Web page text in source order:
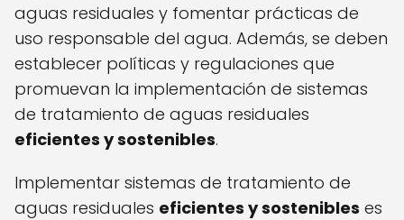
aguas residuales y fomentar prácticas de
uso responsable del agua. Además, se deben
establecer políticas y regulaciones que
promuevan la implementación de sistemas
de tratamiento de aguas residuales
eficientes y sostenibles.
Implementar sistemas de tratamiento de
aguas residuales eficientes y sostenibles es